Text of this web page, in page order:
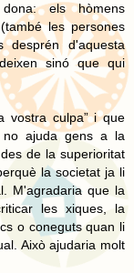
els hòmens
les persones
desprén d'aquesta
sinó que qui
vostra culpa” i que
no ajuda gens a la
de la superioritat
la societat ja li
M'agradaria que la
les xiques, la
o coneguts quan li
Això ajudaria molt